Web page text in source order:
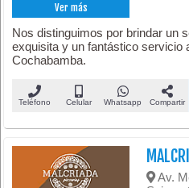
Ver más
Nos distinguimos por brindar un
exquisita y un fantástico servicio
Cochabamba.
Teléfono Celular Whatsapp Compartir
Av.